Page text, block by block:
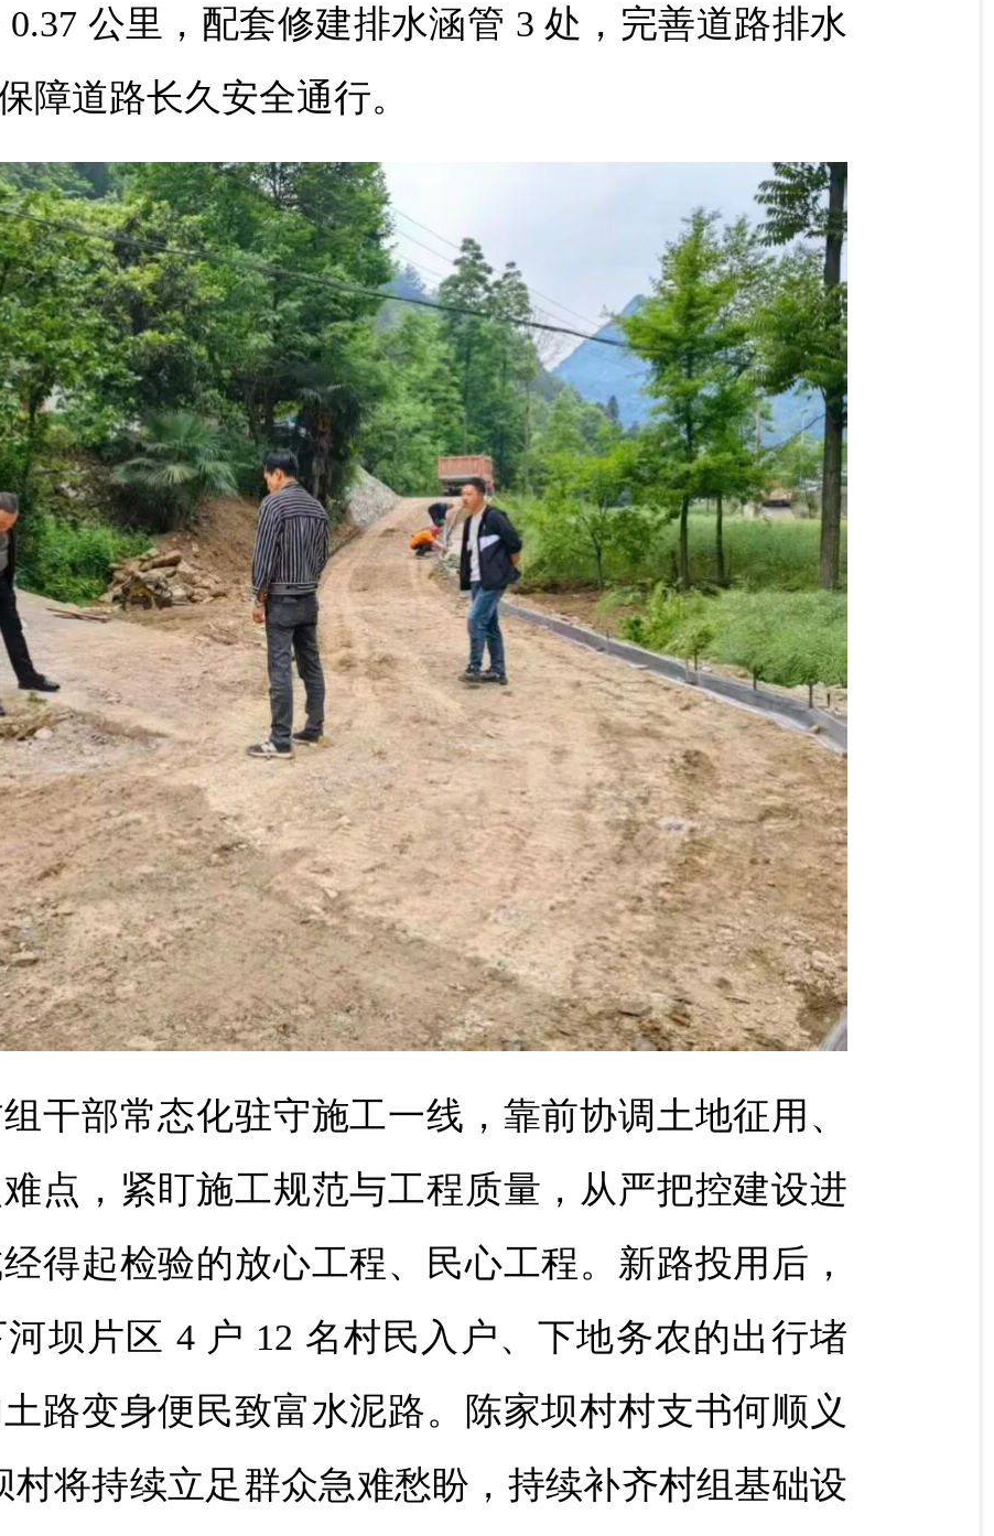
公里，配套修建排水涵管 3 处，完善道路排水
障道路长久安全通行。
干部常态化驻守施工一线，靠前协调土地征用、
点，紧盯施工规范与工程质量，从严把控建设进
得起检验的放心工程、民心工程。新路投用后，
坝片区 4 户 12 名村民入户、下地务农的出行堵
路变身便民致富水泥路。陈家坝村村支书何顺义
村将持续立足群众急难愁盼，持续补齐村组基础设